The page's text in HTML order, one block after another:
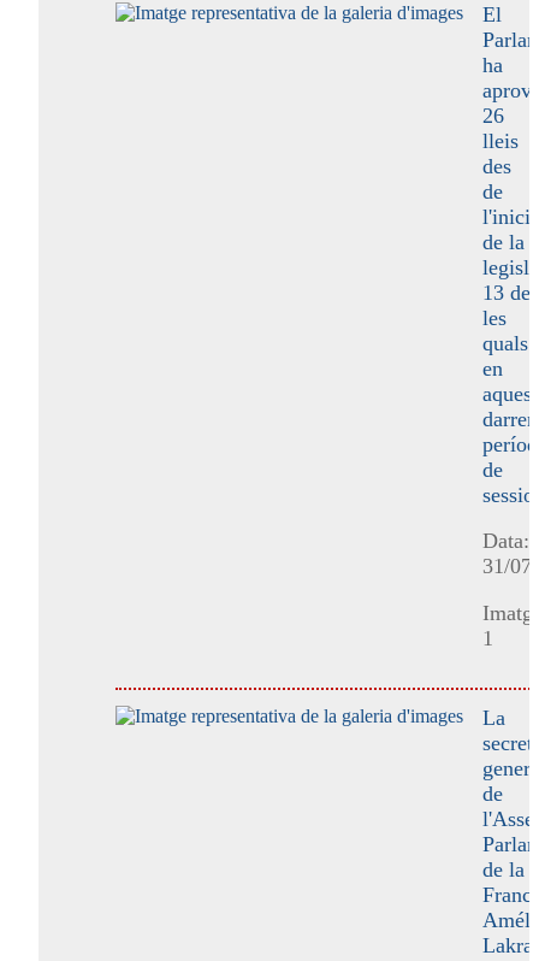
El
ha
26
lleis
des
de
l'inici
de la
13 de
les
quals
en
aquest
darrer
de
Data:
31/
1
La
de
de la